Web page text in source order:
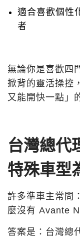
適合喜歡個性
者
無論你是喜歡四
掀背的靈活操控
又能開快一點」
台灣總代
特殊車型
許多準車主常問
麼沒有 Avante
答案是：台灣總